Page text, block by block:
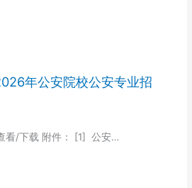
年公安院校公安专业招
看/下载 附件： [1] 公安…